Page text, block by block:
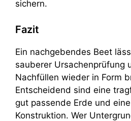
sichern.
Fazit
Ein nachgebendes Beet
sauberer Ursachenprüfung
Nachfüllen wieder in Form
Entscheidend sind eine
gut passende Erde und
Konstruktion. Wer